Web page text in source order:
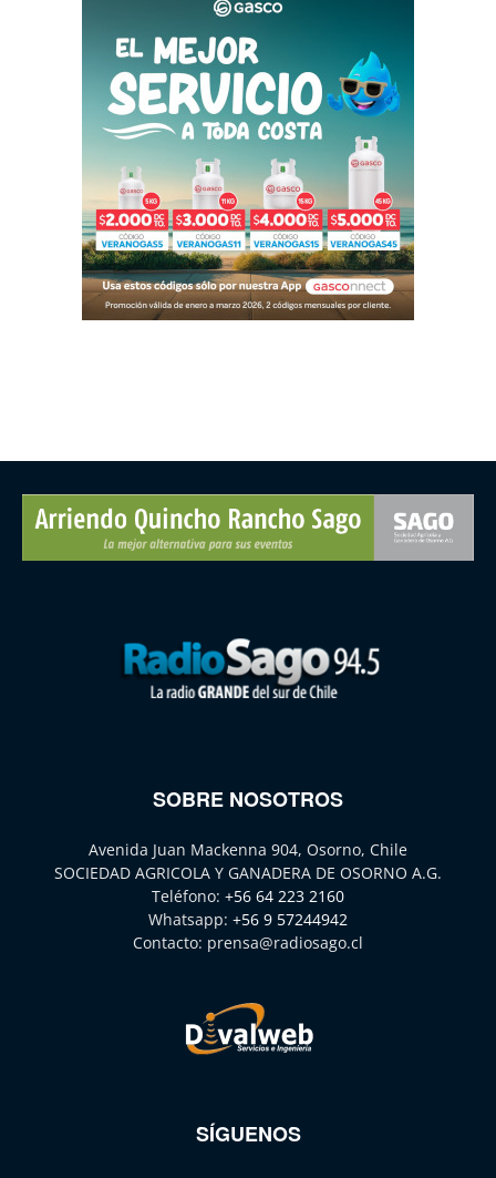
SOBRE NOSOTROS
Avenida Juan Mackenna 904, Osorno, Chile
SOCIEDAD AGRICOLA Y GANADERA DE OSORNO A.G.
Teléfono: +56 64 223 2160
Whatsapp: +56 9 57244942
Contacto: prensa@radiosago.cl
SÍGUENOS